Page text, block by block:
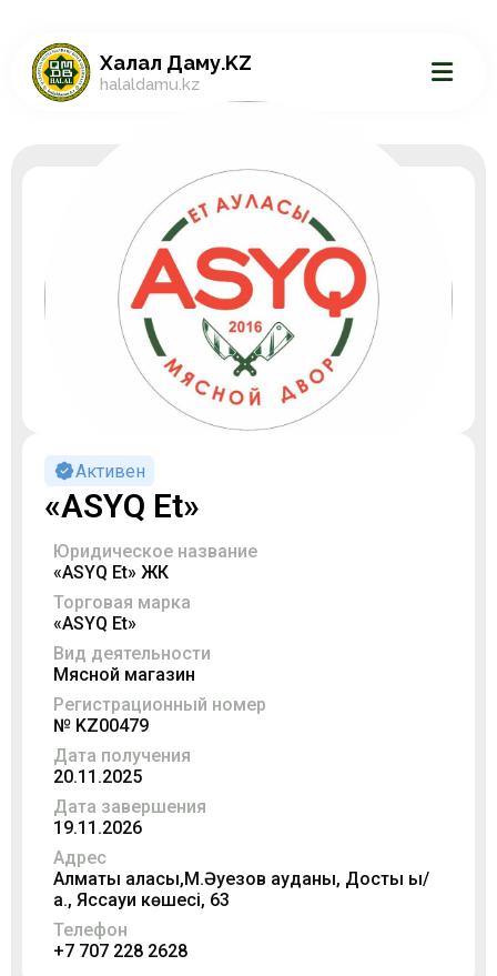
Халал Даму.KZ
halaldamu.kz
Активен
«ASYQ Et»
Юридическое название
«ASYQ Et» ЖК
Торговая марка
«ASYQ Et»
Вид деятельности
Мясной магазин
Регистрационный номер
№ KZ00479
Дата получения
20.11.2025
Дата завершения
19.11.2026
Адрес
Алматы қаласы,М.Əуезов ауданы, Достық ы/
а., Яссауи көшесі, 63
Телефон
+7 707 228 2628